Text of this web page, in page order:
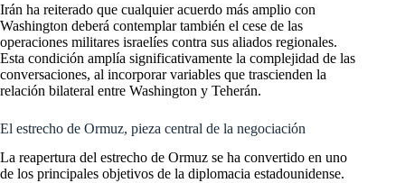
Irán ha reiterado que cualquier acuerdo más amplio con
Washington deberá contemplar también el cese de las
operaciones militares israelíes contra sus aliados regionales.
Esta condición amplía significativamente la complejidad de las
conversaciones, al incorporar variables que trascienden la
relación bilateral entre Washington y Teherán.
El estrecho de Ormuz, pieza central de la negociación
La reapertura del estrecho de Ormuz se ha convertido en uno
de los principales objetivos de la diplomacia estadounidense.